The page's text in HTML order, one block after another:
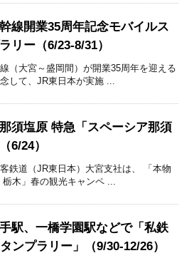
線開業35周年記念モバイルス
リー（6/23-8/31）
（大宮～盛岡間）が開業35周年を迎える
して、JR東日本が実施 ...
須塩原 特急「スペーシア那須
6/24）
鉄道（JR東日本）大宮支社は、 「本物
栃木」春の観光キャンペ ...
駅、一橋学園駅などで「私鉄
ンプラリー」（9/30-12/26）